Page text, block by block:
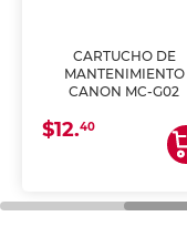
CARTUCHO DE
MANTENIMIENTO
CANON MC-G02
$12.40